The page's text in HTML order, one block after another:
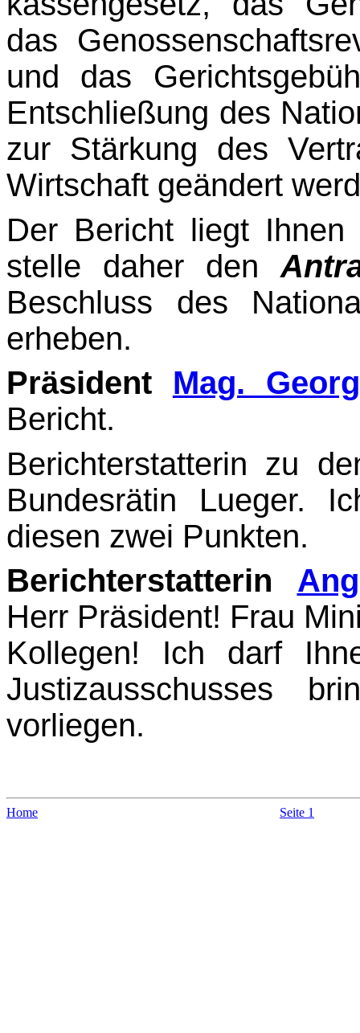
das
und das
Entschlie­ßung des
zur Stärkung des
Wirtschaft geändert
Der Bericht liegt
stelle daher den
Beschluss des
erheben.
Präsident Mag.
Bericht.
Berichterstatterin zu
Bundesrätin Lueger.
diesen zwei Punkten.
Berichterstatterin
Herr Präsident! Frau
Kollegen! Ich darf
Justizaus­schusses
vorliegen.
Home Seite 1